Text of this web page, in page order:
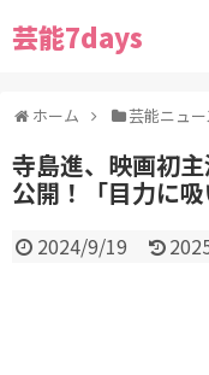
芸能7days
ホーム 芸能ニュー
寺島進、映画初
公開！「目力に吸
2024/9/19